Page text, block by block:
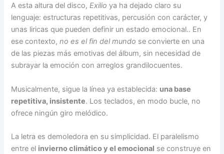
A esta altura del disco,Exilio ya ha dejado claro su
lenguaje: estructuras repetitivas, percusión con carácter, y
unas liricas que pueden definir un estado emocional.. En
ese contexto,no es el fin del mundo se convierte en una
de las piezas más emotivas del álbum, sin necesidad de
subrayar la emoción con arreglos grandilocuentes.
Musicalmente, sigue la línea ya establecida: una base
repetitiva, insistente. Los teclados, en modo bucle, no
ofrece ningún giro melódico.
La letra es demoledora en su simplicidad. El paralelismo
entre el invierno climático y el emocional se construye en